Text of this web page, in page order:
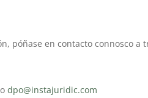
póñase en contacto connosco a
dpo@instajuridic.com